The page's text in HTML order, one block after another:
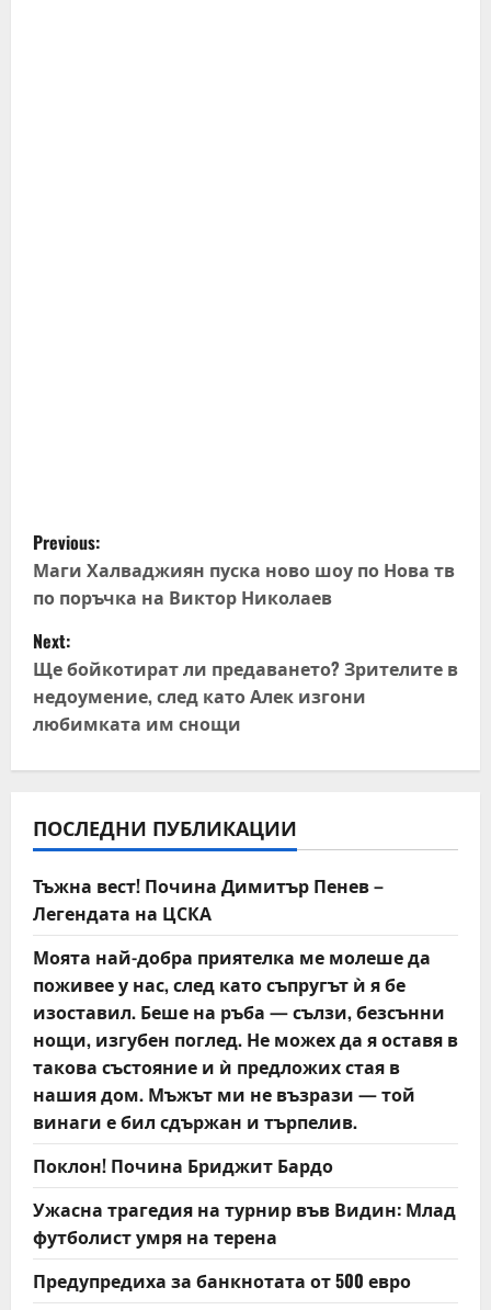
P
o
s
t
n
a
v
i
g
a
t
i
o
n
Previous:
Маги Халваджиян пуска ново шоу по Нова тв
по поръчка на Виктор Николаев
Next:
Ще бойкотират ли предаването? Зрителите в
недоумение, след като Алек изгони
любимката им снощи
ПОСЛЕДНИ ПУБЛИКАЦИИ
Тъжна вест! Почина Димитър Пенев –
Легендата на ЦСКА
Моята най-добра приятелка ме молеше да
поживее у нас, след като съпругът ѝ я бе
изоставил. Беше на ръба — сълзи, безсънни
нощи, изгубен поглед. Не можех да я оставя в
такова състояние и ѝ предложих стая в
нашия дом. Мъжът ми не възрази — той
винаги е бил сдържан и търпелив.
Поклон! Почина Бриджит Бардо
Ужасна трагедия на турнир във Видин: Млад
футболист умря на терена
Предупредиха за банкнотата от 500 евро